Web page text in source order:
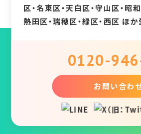
区・名東区・天白区・守山区・昭和
熱田区・瑞穂区・緑区・西区 ほか
0120-
お問い合わ